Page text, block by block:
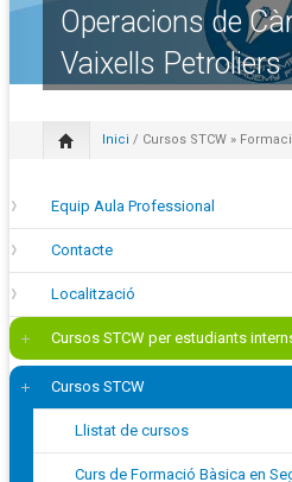
Operacions de
Vaixells Petroliers
Inici / Cursos STCW »
Equip Aula Professional
Contacte
Localització
Cursos STCW per estudiants
Cursos STCW
Llistat de cursos
Curs de Formació Bàsica en